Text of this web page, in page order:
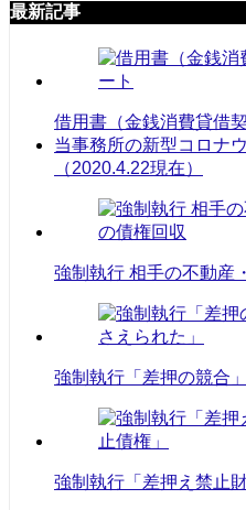
最新記事
借用書（金銭消費貸借
当事務所の新型コロナ
（2020.4.22現在）
強制執行 相手の不動産
強制執行「差押の競合
強制執行「差押え禁止